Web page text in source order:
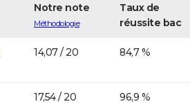
Notre note
Méthodologie
Taux de
réussite bac
14,07 / 20 84,7 %
17,54 / 20 96,9 %